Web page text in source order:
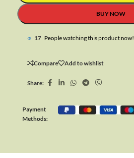
BUY NOW
16 People watching this product now!
Compare Add to wishlist
Share:
Payment
Methods: